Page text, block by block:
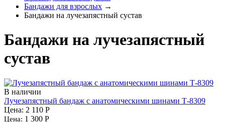
Бандажи для взрослых →
Бандажи на лучезапястный сустав
Бандажи на лучезапястный
сустав
В наличии
Лучезапястный бандаж с анатомическими шинами Т-8309
Цена: 2 110 Р
Цена: 1 300 Р